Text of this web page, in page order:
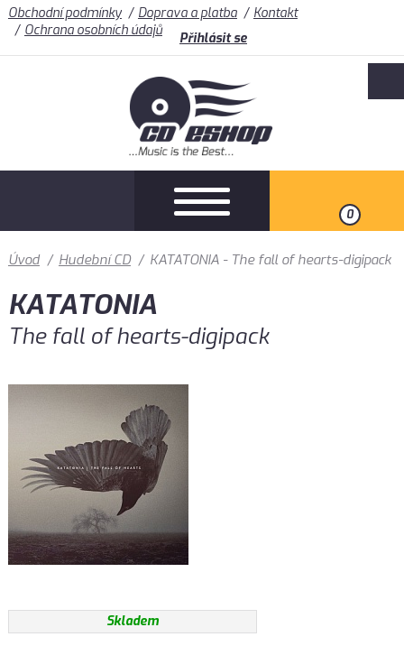
Obchodní podmínky Doprava a platba
Kontakt
Ochrana osobních údajů
Přihlásit se
0
Úvod / Hudební CD / KATATONIA - The fall of hearts-digipack
KATATONIA
The fall of hearts-digipack
Skladem